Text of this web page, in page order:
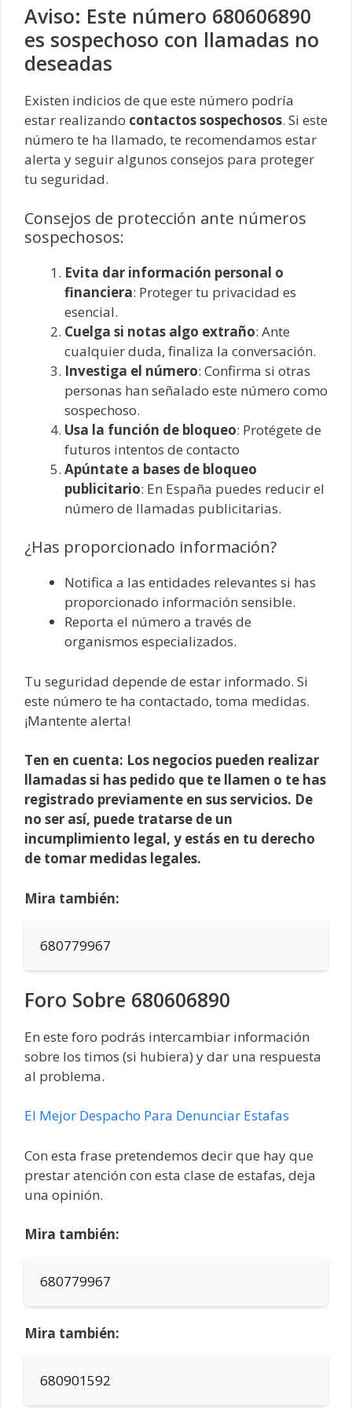
Aviso: Este número 680606890
es sospechoso con llamadas no
deseadas
Existen indicios de que este número podría
estar realizando contactos sospechosos. Si este
número te ha llamado, te recomendamos estar
alerta y seguir algunos consejos para proteger
tu seguridad.
Consejos de protección ante números
sospechosos:
Evita dar información personal o
financiera: Proteger tu privacidad es
esencial.
Cuelga si notas algo extraño: Ante
cualquier duda, finaliza la conversación.
Investiga el número: Confirma si otras
personas han señalado este número como
sospechoso.
Usa la función de bloqueo: Protégete de
futuros intentos de contacto
Apúntate a bases de bloqueo
publicitario: En España puedes reducir el
número de llamadas publicitarias.
¿Has proporcionado información?
Notifica a las entidades relevantes si has
proporcionado información sensible.
Reporta el número a través de
organismos especializados.
Tu seguridad depende de estar informado. Si
este número te ha contactado, toma medidas.
¡Mantente alerta!
Ten en cuenta: Los negocios pueden realizar
llamadas si has pedido que te llamen o te has
registrado previamente en sus servicios. De
no ser así, puede tratarse de un
incumplimiento legal, y estás en tu derecho
de tomar medidas legales.
Mira también:
680779967
Foro Sobre 680606890
En este foro podrás intercambiar información
sobre los timos (si hubiera) y dar una respuesta
al problema.
El Mejor Despacho Para Denunciar Estafas
Con esta frase pretendemos decir que hay que
prestar atención con esta clase de estafas, deja
una opinión.
Mira también:
680779967
Mira también:
680901592